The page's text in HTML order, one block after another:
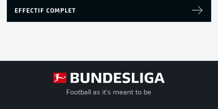
EFFECTIF COMPLET
Football as it's meant to be